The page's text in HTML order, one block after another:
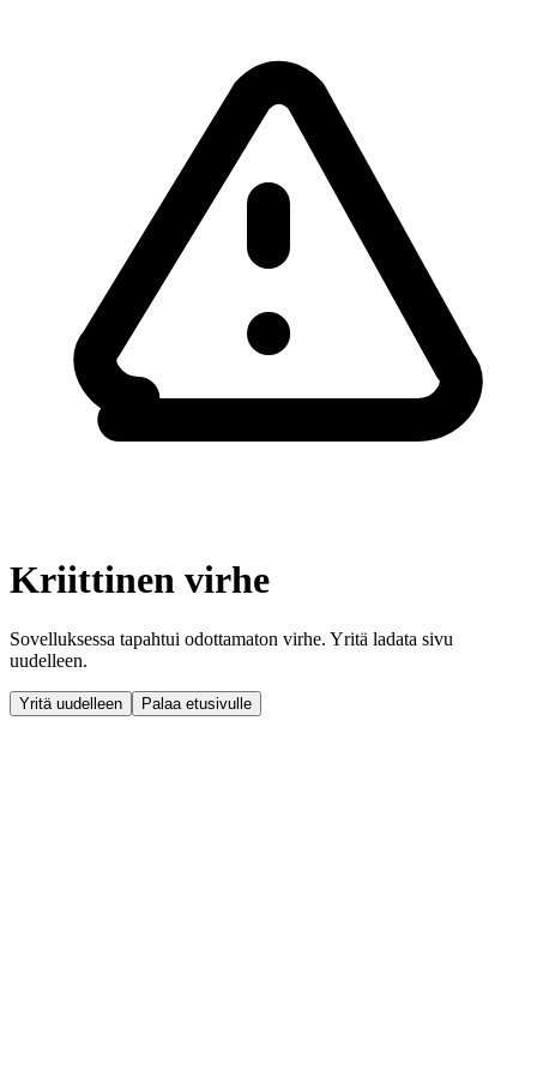
Kriittinen virhe
Sovelluksessa tapahtui odottamaton virhe. Yritä ladata sivu
uudelleen.
Yritä uudelleen Palaa etusivulle